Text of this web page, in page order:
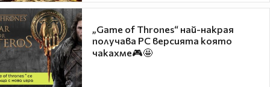
„Game of Thrones“ най-накрая
получава PC версията която
чакахме🎮🤩